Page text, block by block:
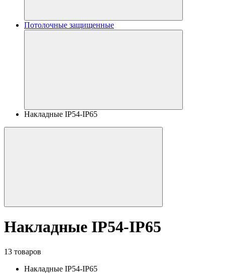
Потолочные защищенные
Накладные IP54-IP65
Накладные IP54-IP65
13 товаров
Накладные IP54-IP65